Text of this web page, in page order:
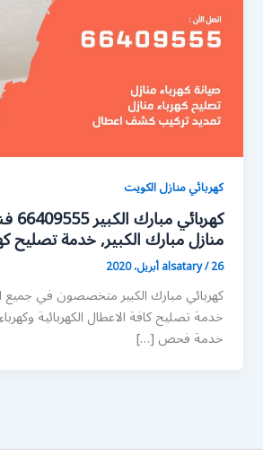
كهربائي منازل الكويت
منازل مبارك الكبير, خدمة تصليح
alsatary/26 أبريل، 2020
كهربائي مبارك الكبير متخصصون في جميع
خدمة تصليح كافة الاعطال الكهربائية
خدمة فحص […]